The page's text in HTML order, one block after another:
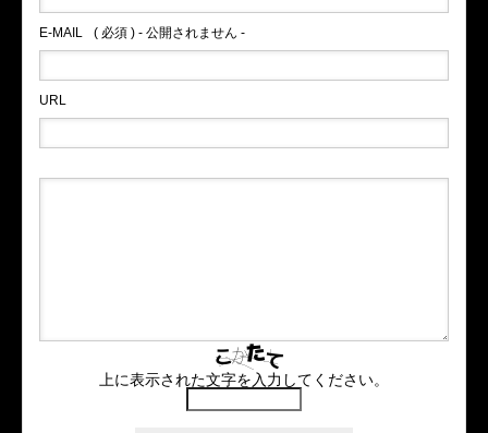
E-MAIL ( 必須 ) - 公開されません -
URL
上に表示された文字を入力してください。